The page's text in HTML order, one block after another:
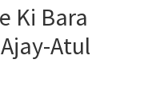
Ki Bara
Atul